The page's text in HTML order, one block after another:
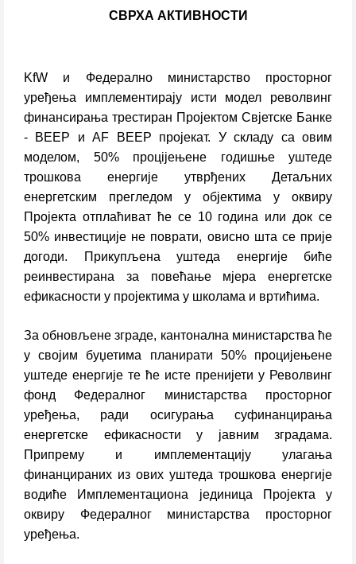
СВРХА АКТИВНОСТИ
KfW и Федерално министарство просторног
уређења имплементирају исти модел револвинг
финансирања трестиран Пројектом Свјетске Банке
- ВЕЕР и АF ВЕЕР пројекат. У складу са овим
моделом, 50% процiјењене годишње уштеде
трошкова енергије утврђених Детаљних
енергетским прегледом у објектима у оквиру
Пројекта отплаћиват ће се 10 година или док се
50% инвестиције не поврати, овисно шта се прије
догоди. Прикупљена уштеда енергије биће
реинвестирана за повећање мјера енергетске
ефикасности у пројектима у школама и вртићима.
За обновљене зграде, кантонална министарства ће
у својим буџетима планирати 50% процијењене
уштеде енергије те ће исте пренијети у Револвинг
фонд Федералног министарства просторног
уређења, ради осигурања суфинанцирања
енергетске ефикасности у јавним зградама.
Припрему и имплементацију улагања
финанцираних из ових уштеда трошкова енергије
водиће Имплементациона јединица Пројекта у
оквиру Федералног министарства просторног
уређења.